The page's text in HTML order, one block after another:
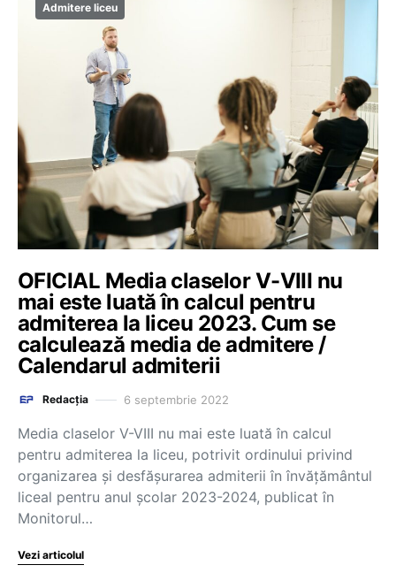
Admitere liceu
OFICIAL Media claselor V-VIII nu
mai este luată în calcul pentru
admiterea la liceu 2023. Cum se
calculează media de admitere /
Calendarul admiterii
Redacția 6 septembrie 2022
Media claselor V-VIII nu mai este luată în calcul
pentru admiterea la liceu, potrivit ordinului privind
organizarea și desfășurarea admiterii în învățământul
liceal pentru anul școlar 2023-2024, publicat în
Monitorul…
Vezi articolul